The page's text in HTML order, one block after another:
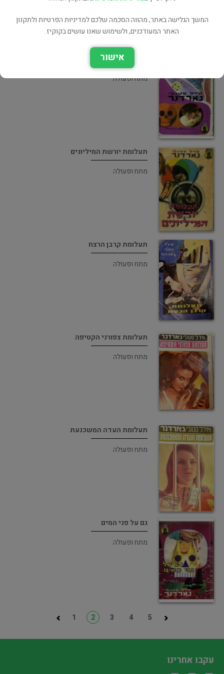
הפעמון צלצל מוות
מתח ופעולה
תעלומת יורשת המיליונים
מתח ופעולה
תעלומת קרבן הרצח
מתח ופעולה
תעלומת צפורני הקטיפה
מתח ופעולה
תעלומת העדה המשכנעת
מתח ופעולה
גם על פני המים
מתח ופעולה
1 2 3 4 5
המשך הגלישה באתר, מהווה הסכמה שלכם למדיניות הפרטיות ולתקנון
האתר המעודכנים, ולשימוש שאנו עושים בקוקיז.
אישור
עקבו אחרינו